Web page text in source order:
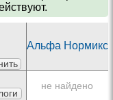
Альфа Нормикс
не найдено